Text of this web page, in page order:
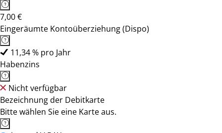
7,00 €
Eingeräumte Kontoüberziehung (Dispo)
11,34 % pro Jahr
Habenzins
Nicht verfügbar
Bezeichnung der Debitkarte
Bitte wählen Sie eine Karte aus.